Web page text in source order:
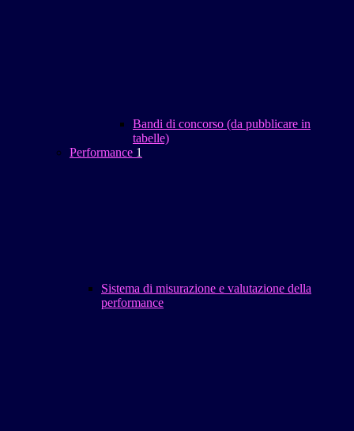
Bandi di concorso (da pubblicare in
tabelle)
Performance 1
Sistema di misurazione e valutazione della
performance